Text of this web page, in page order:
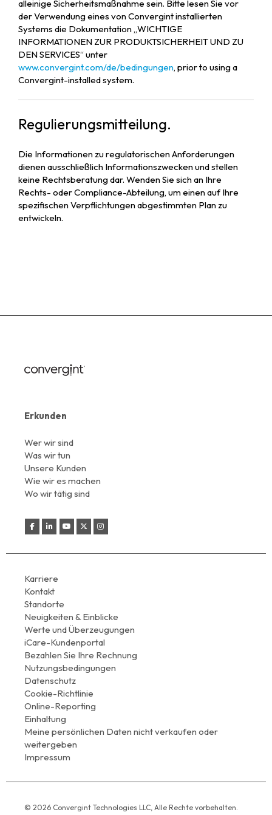
alleinige Sicherheitsmaßnahme sein. Bitte lesen Sie vor
der Verwendung eines von Convergint installierten
Systems die Dokumentation „WICHTIGE
INFORMATIONEN ZUR PRODUKTSICHERHEIT UND ZU
DEN SERVICES“ ​​unter
www.convergint.com/de/bedingungen, prior to using a
Convergint-installed system.
Regulierungsmitteilung.
Die Informationen zu regulatorischen Anforderungen
dienen ausschließlich Informationszwecken und stellen
keine Rechtsberatung dar. Wenden Sie sich an Ihre
Rechts- oder Compliance-Abteilung, um einen auf Ihre
spezifischen Verpflichtungen abgestimmten Plan zu
entwickeln.
Erkunden
Wer wir sind
Was wir tun
Unsere Kunden
Wie wir es machen
Wo wir tätig sind
Karriere
Kontakt
Standorte
Neuigkeiten & Einblicke
Werte und Überzeugungen
iCare-Kundenportal
Bezahlen Sie Ihre Rechnung
Nutzungsbedingungen
Datenschutz
Cookie-Richtlinie
Online-Reporting
Einhaltung
Meine persönlichen Daten nicht verkaufen oder
weitergeben
Impressum
© 2026 Convergint Technologies LLC, Alle Rechte vorbehalten.